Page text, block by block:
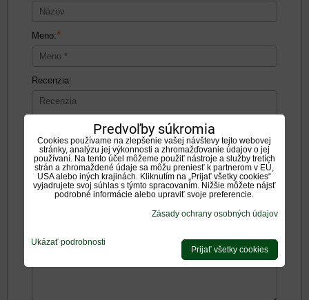
Meno:*
Recenzia:
Pozitíva:
Negatíva:
Predvoľby súkromia
Cookies používame na zlepšenie vašej návštevy tejto webovej
stránky, analýzu jej výkonnosti a zhromažďovanie údajov o jej
používaní. Na tento účel môžeme použiť nástroje a služby tretích
strán a zhromaždené údaje sa môžu preniesť k partnerom v EÚ,
USA alebo iných krajinách. Kliknutím na „Prijať všetky cookies“
vyjadrujete svoj súhlas s týmto spracovaním. Nižšie môžete nájsť
podrobné informácie alebo upraviť svoje preferencie.
Zásady ochrany osobných údajov
Ukázať podrobnosti
Prijať všetky cookies